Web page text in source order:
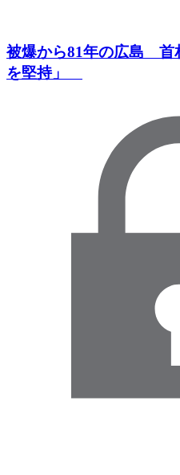
被爆から81年の広島 首
を堅持」